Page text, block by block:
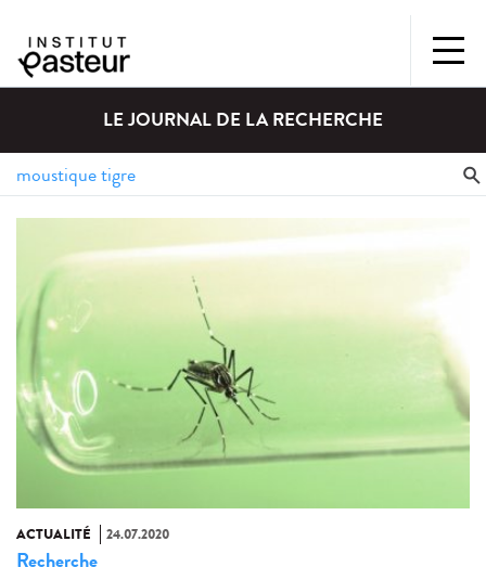
LE JOURNAL DE LA RECHERCHE
ACTUALITÉ 24.07.2020
Recherche